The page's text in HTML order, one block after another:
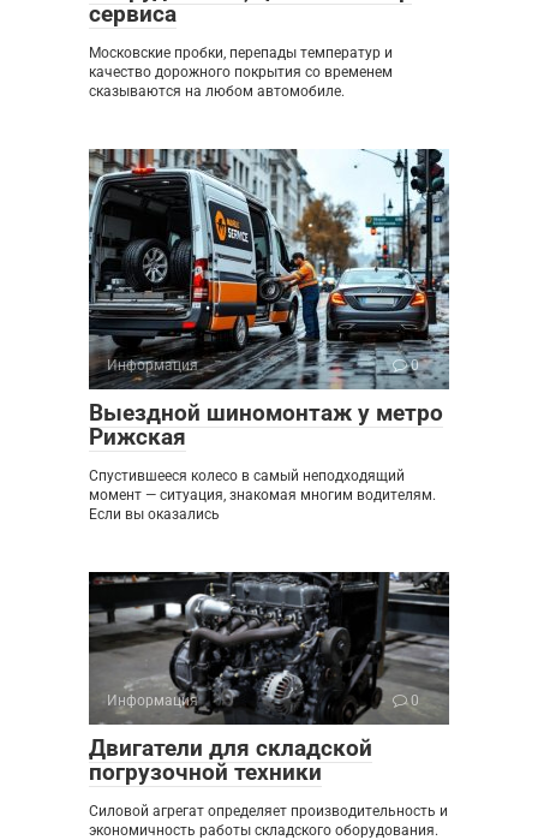
сервиса
Московские пробки, перепады температур и
качество дорожного покрытия со временем
сказываются на любом автомобиле.
Информация 0
Выездной шиномонтаж у метро
Рижская
Спустившееся колесо в самый неподходящий
момент — ситуация, знакомая многим водителям.
Если вы оказались
Информация 0
Двигатели для складской
погрузочной техники
Силовой агрегат определяет производительность и
экономичность работы складского оборудования.